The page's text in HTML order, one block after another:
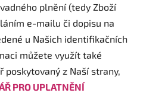
plnění (tedy Zboží
e-mailu či dopisu na
u Našich identifikačních
můžete využít také
poskytovaný z Naší strany,
PRO UPLATNĚNÍ